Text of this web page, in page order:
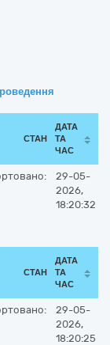
СТАН
ДАТА
ТА
ЧАС
29-05-
2026,
18:20:32
СТАН
ДАТА
ТА
ЧАС
29-05-
2026,
18:20:25